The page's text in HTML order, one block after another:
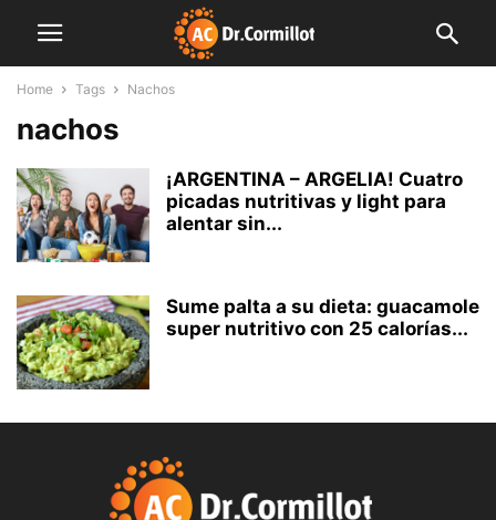
Home Tags Nachos
nachos
¡ARGENTINA – ARGELIA! Cuatro
picadas nutritivas y light para
alentar sin...
Sume palta a su dieta: guacamole
super nutritivo con 25 calorías...